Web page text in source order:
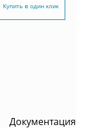
Купить в один клик
Документация